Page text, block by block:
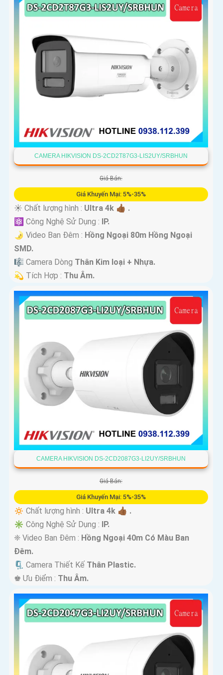
CAMERA HIKVISION DS-2CD2T87G3-LIS2UY/SRBHUN
Giá Bán:
Giá Khuyến Mại: 5%-35%
☀️ Chất lượng hình : Ultra 4k 👍🏾 .
⚛️ Công Nghệ Sử Dụng : IP.
🌛 Video Ban Đêm : Hồng Ngoại 80m Hồng Ngoại
SMD.
🎼️ Camera Dòng Thân Kim loại + Nhựa.
️💫 Tích Hợp : Thu Âm.
CAMERA HIKVISION DS-2CD2087G3-LI2UY/SRBHUN
Giá Bán:
Giá Khuyến Mại: 5%-35%
🔅 Chất lượng hình : Ultra 4k 👍🏾 .
✳️ Công Nghệ Sử Dụng : IP.
❈ Video Ban Đêm : Hồng Ngoại 40m Có Màu Ban
Ðêm.
🗜️ Camera Thiết Kế Thân Plastic.
️♚ Ưu Điểm : Thu Âm.